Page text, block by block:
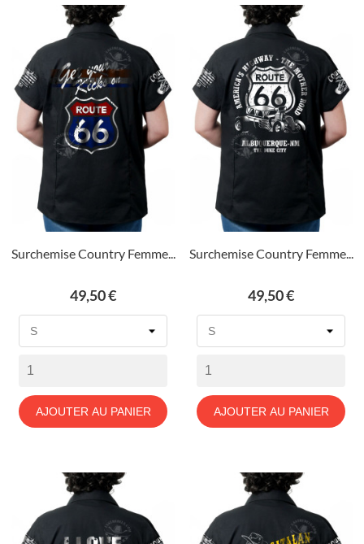
Surchemise Country Femme...
Prix
49,50 €
AJOUTER AU PANIER
Surchemise Country Femme...
Prix
49,50 €
AJOUTER AU PANIER